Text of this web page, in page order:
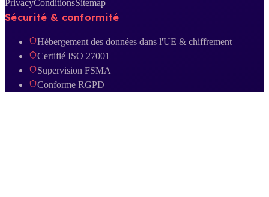
PrivacyConditionsSitemap
Sécurité & conformité
Hébergement des données dans l'UE & chiffrement
Certifié ISO 27001
Supervision FSMA
Conforme RGPD